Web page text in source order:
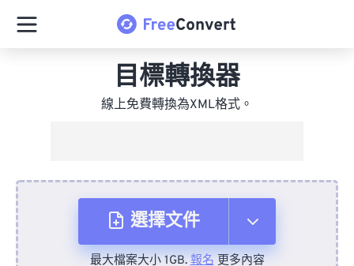
目標轉換器
線上免費轉換為XML格式。
選擇文件
最大檔案大小 1GB.報名更多內容